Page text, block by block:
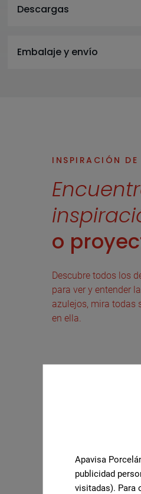
Descargas
Embalaje y envío
INSPIRACIÓN
o
Descubre todos los
para ver y entender
azulejos, mira todas
en ella.
Apavisa
publicidad
visitadas). Para